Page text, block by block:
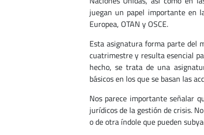
juegan un papel importante en
Europea, OTAN y OSCE.
Esta asignatura forma parte del
cuatrimestre y resulta esencial
hecho, se trata de una
básicos en los que se basan las
Nos parece importante señalar
jurídicos de la gestión de crisis.
o de otra índole que pueden